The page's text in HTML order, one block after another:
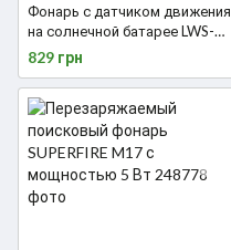
Фонарь с датчиком движения
на солнечной батарее LWS-
2.5W2.5Pir
829 грн